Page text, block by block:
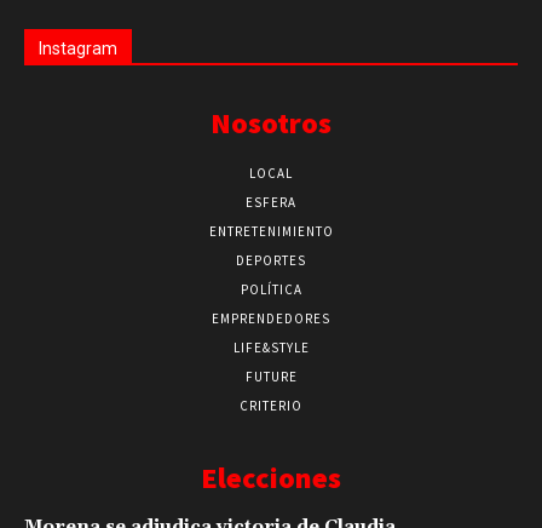
Instagram
Nosotros
LOCAL
ESFERA
ENTRETENIMIENTO
DEPORTES
POLÍTICA
EMPRENDEDORES
LIFE&STYLE
FUTURE
CRITERIO
Elecciones